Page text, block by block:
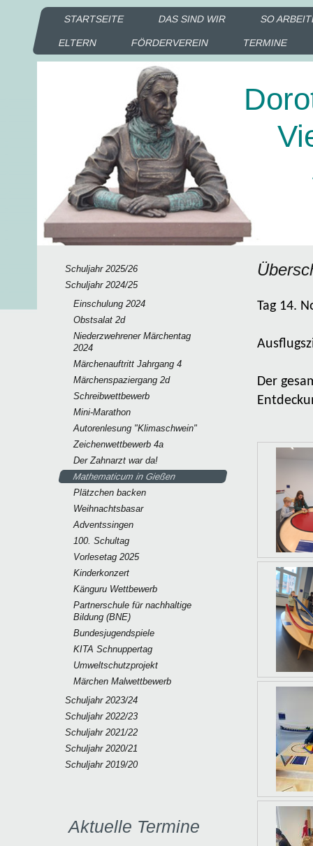
STARTSEITE DAS SIND WIR SO
ELTERN FÖRDERVEREIN TERMINE
Tag 14.
Der
Schuljahr 2025/26
Schuljahr 2024/25
Einschulung 2024
Obstsalat 2d
Niederzwehrener Märchentag
2024
Märchenauftritt Jahrgang 4
Märchenspaziergang 2d
Schreibwettbewerb
Mini-Marathon
Autorenlesung "Klimaschwein"
Zeichenwettbewerb 4a
Der Zahnarzt war da!
Mathematicum in Gießen
Plätzchen backen
Weihnachtsbasar
Adventssingen
100. Schultag
Vorlesetag 2025
Kinderkonzert
Känguru Wettbewerb
Partnerschule für nachhaltige
Bildung (BNE)
Bundesjugendspiele
KITA Schnuppertag
Umweltschutzprojekt
Märchen Malwettbewerb
Schuljahr 2023/24
Schuljahr 2022/23
Schuljahr 2021/22
Schuljahr 2020/21
Schuljahr 2019/20
Aktuelle Termine